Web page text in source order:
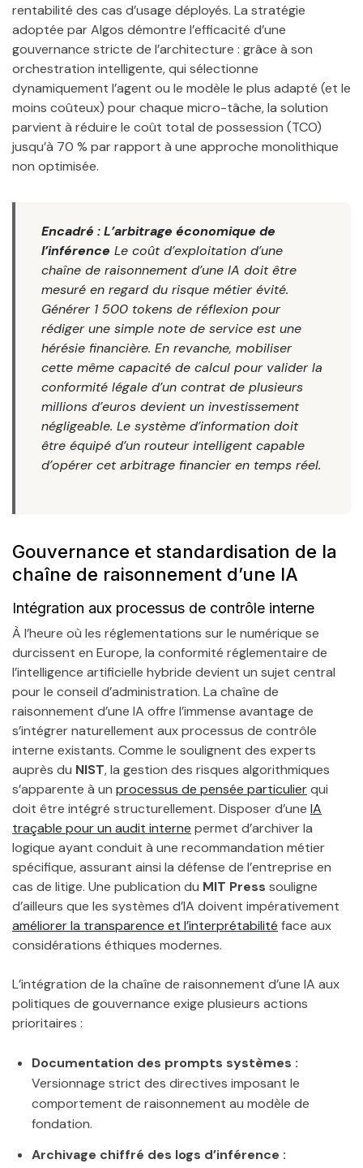
rentabilité des cas d’usage déployés. La stratégie
adoptée par Algos démontre l’efficacité d’une
gouvernance stricte de l’architecture : grâce à son
orchestration intelligente, qui sélectionne
dynamiquement l’agent ou le modèle le plus adapté (et le
moins coûteux) pour chaque micro-tâche, la solution
parvient à réduire le coût total de possession (TCO)
jusqu’à 70 % par rapport à une approche monolithique
non optimisée.
Encadré : L’arbitrage économique de
l’inférence Le coût d’exploitation d’une
chaîne de raisonnement d’une IA doit être
mesuré en regard du risque métier évité.
Générer 1 500 tokens de réflexion pour
rédiger une simple note de service est une
hérésie financière. En revanche, mobiliser
cette même capacité de calcul pour valider la
conformité légale d’un contrat de plusieurs
millions d’euros devient un investissement
négligeable. Le système d’information doit
être équipé d’un routeur intelligent capable
d’opérer cet arbitrage financier en temps réel.
Gouvernance et standardisation de la
chaîne de raisonnement d’une IA
Intégration aux processus de contrôle interne
À l’heure où les réglementations sur le numérique se
durcissent en Europe, la conformité réglementaire de
l’intelligence artificielle hybride devient un sujet central
pour le conseil d’administration. La chaîne de
raisonnement d’une IA offre l’immense avantage de
s’intégrer naturellement aux processus de contrôle
interne existants. Comme le soulignent des experts
auprès du NIST, la gestion des risques algorithmiques
s’apparente à un processus de pensée particulierqui
doit être intégré structurellement. Disposer d’une IA
traçable pour un audit interne permet d’archiver la
logique ayant conduit à une recommandation métier
spécifique, assurant ainsi la défense de l’entreprise en
cas de litige. Une publication du MIT Press souligne
d’ailleurs que les systèmes d’IA doivent impérativement
améliorer la transparence et l’interprétabilité face aux
considérations éthiques modernes.
L’intégration de la chaîne de raisonnement d’une IA aux
politiques de gouvernance exige plusieurs actions
prioritaires :
Documentation des prompts systèmes :
Versionnage strict des directives imposant le
comportement de raisonnement au modèle de
fondation.
Archivage chiffré des logs d’inférence :